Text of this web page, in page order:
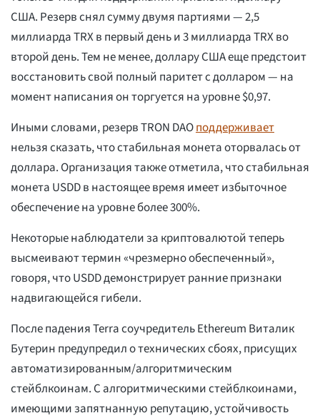
США. Резерв снял сумму двумя партиями — 2,5
миллиарда TRX в первый день и 3 миллиарда TRX во
второй день. Тем не менее, доллару США еще предстоит
восстановить свой полный паритет с долларом — на
момент написания он торгуется на уровне $0,97.
Иными словами, резерв TRON DAOподдерживает
нельзя сказать, что стабильная монета оторвалась от
доллара. Организация также отметила, что стабильная
монета USDD в настоящее время имеет избыточное
обеспечение на уровне более 300%.
Некоторые наблюдатели за криптовалютой теперь
высмеивают термин «чрезмерно обеспеченный»,
говоря, что USDD демонстрирует ранние признаки
надвигающейся гибели.
После падения Terra соучредитель Ethereum Виталик
Бутерин предупредил о технических сбоях, присущих
автоматизированным/алгоритмическим
стейблкоинам. С алгоритмическими стейблкоинами,
имеющими запятнанную репутацию, устойчивость